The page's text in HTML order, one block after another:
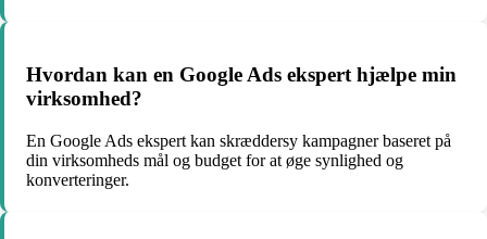
Hvordan kan en Google Ads ekspert hjælpe min
virksomhed?
En Google Ads ekspert kan skræddersy kampagner baseret på
din virksomheds mål og budget for at øge synlighed og
konverteringer.